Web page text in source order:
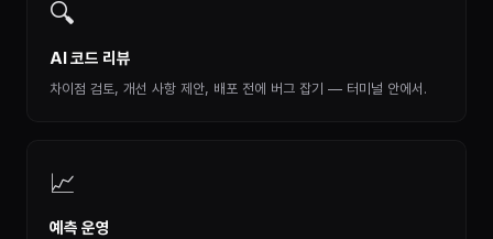
🔍
AI 코드 리뷰
차이점 검토, 개선 사항 제안, 배포 전에 버그 잡기 — 터미널 안에서.
📈
예측 운영